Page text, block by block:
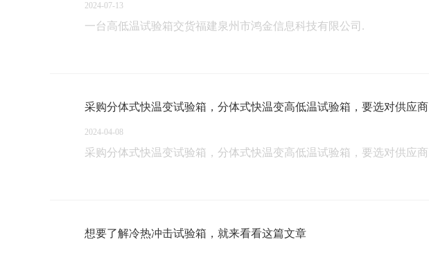
2024-07-13
一台高低温试验箱交货福建泉州市鸿金信息科技有限公司.
采购分体式快温变试验箱，分体式快温变高低温试验箱，要选对供应商
2024-04-08
采购分体式快温变试验箱，分体式快温变高低温试验箱，要选对供应商
想要了解冷热冲击试验箱，就来看看这篇文章